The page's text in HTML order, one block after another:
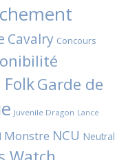
Cavalry Concours
FolkGarde de
Juvenile Dragon Lance
Monstre NCU Neutral